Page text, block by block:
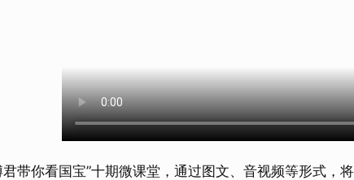
你看国宝”十期微课堂，通过图文、音视频等形式，将